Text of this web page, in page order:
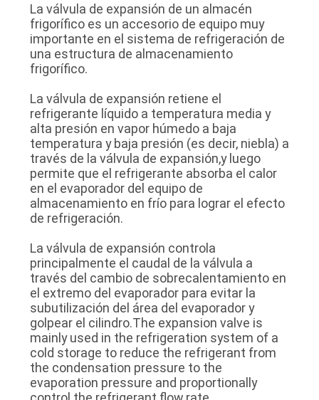
CONTROL
CALIDAD
ÉNTRENOS
CONTACTO
CON
NOTICIAS
CASOS
PIDA
UNA
CITA
La válvula de expansión de un almacén
frigorífico es un accesorio de equipo muy
importante en el sistema de refrigeración de
una estructura de almacenamiento
frigorífico.
La válvula de expansión retiene el
refrigerante líquido a temperatura media y
alta presión en vapor húmedo a baja
temperatura y baja presión (es decir, niebla) a
través de la válvula de expansión,y luego
permite que el refrigerante absorba el calor
en el evaporador del equipo de
almacenamiento en frío para lograr el efecto
de refrigeración.
La válvula de expansión controla
principalmente el caudal de la válvula a
través del cambio de sobrecalentamiento en
el extremo del evaporador para evitar la
subutilización del área del evaporador y
golpear el cilindro.The expansion valve is
mainly used in the refrigeration system of a
cold storage to reduce the refrigerant from
the condensation pressure to the
evaporation pressure and proportionally